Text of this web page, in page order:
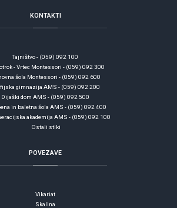
KONTAKTI
Tajništvo - (059) 092 100
- Vrtec Montessori - (059) 092 300
šola Montessori - (059) 092 600
gimnazija AMS - (059) 092 200
Dijaški dom AMS - (059) 092 500
in baletna šola AMS - (059) 092 400
akademija AMS - (059) 092 100
Ostali stiki
POVEZAVE
Vikariat
Skalina